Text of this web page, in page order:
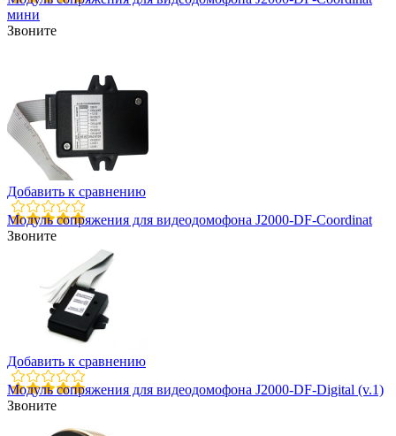
мини
Звоните
Добавить к сравнению
Модуль сопряжения для видеодомофона J2000-DF-Coordinat
Звоните
Добавить к сравнению
Модуль сопряжения для видеодомофона J2000-DF-Digital (v.1)
Звоните